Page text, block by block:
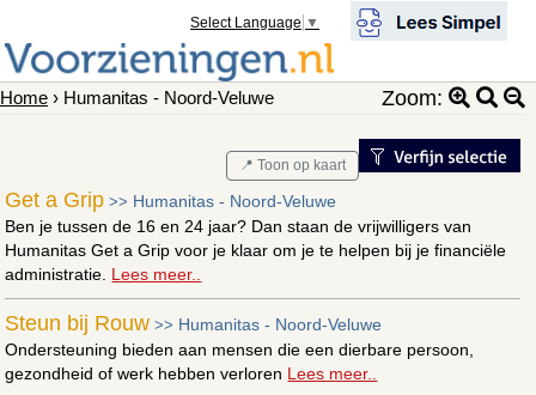
Select Language ▼
Home › Humanitas - Noord-Veluwe Zoom:
📍 Toon op kaart
Get a Grip >> Humanitas - Noord-Veluwe
Ben je tussen de 16 en 24 jaar? Dan staan de vrijwilligers van
Humanitas Get a Grip voor je klaar om je te helpen bij je financiële
administratie. Lees meer..
Steun bij Rouw >> Humanitas - Noord-Veluwe
Ondersteuning bieden aan mensen die een dierbare persoon,
gezondheid of werk hebben verloren Lees meer..